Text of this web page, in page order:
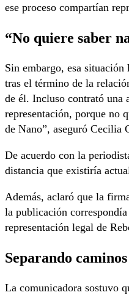
ese proceso compartían
“No quiere saber
Sin embargo, esa
tras el término de la
de él. Incluso contrató una
representación, porque no
de Nano”, aseguró Cecilia
De acuerdo con la
distancia que existiría
Además, aclaró que la
la publicación
representación legal de
Separando
La comunicadora sostuvo